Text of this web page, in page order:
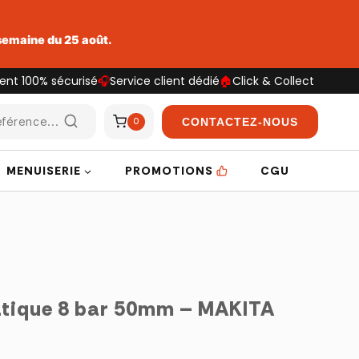
du 25 août.
100% sécurisé🎧Service client dédié🏠Click & Collect
0 CONTACTEZ-NOUS
MENUISERIE PROMOTIONS CGU
8 bar 50mm – MAKITA